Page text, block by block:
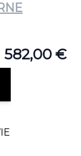
582,00 €